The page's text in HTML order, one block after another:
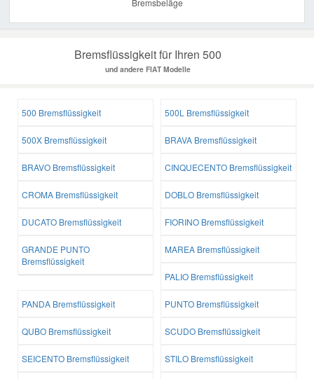
Bremsbeläge
Bremsflüssigkeit für Ihren 500
und andere FIAT Modelle
500 Bremsflüssigkeit 500L Bremsflüssigkeit
500X Bremsflüssigkeit BRAVA Bremsflüssigkeit
BRAVO Bremsflüssigkeit CINQUECENTO Bremsflüssigkeit
CROMA Bremsflüssigkeit DOBLO Bremsflüssigkeit
DUCATO Bremsflüssigkeit FIORINO Bremsflüssigkeit
GRANDE PUNTO
Bremsflüssigkeit
MAREA Bremsflüssigkeit
PALIO Bremsflüssigkeit
PANDA Bremsflüssigkeit PUNTO Bremsflüssigkeit
QUBO Bremsflüssigkeit SCUDO Bremsflüssigkeit
SEICENTO Bremsflüssigkeit STILO Bremsflüssigkeit